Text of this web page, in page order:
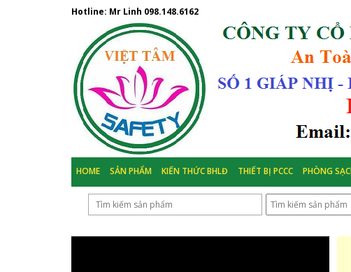
Hotline: Mr Linh 098.148.6162
HOME SẢN PHẨM KIẾN THỨC BHLĐ THIẾT BỊ PCCC PHÒNG